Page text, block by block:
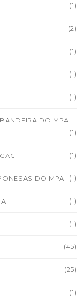
(1)
(2)
(1)
(1)
(1)
DO MPA
(1)
(1)
DO MPA (1)
(1)
(1)
(45)
(25)
(1)